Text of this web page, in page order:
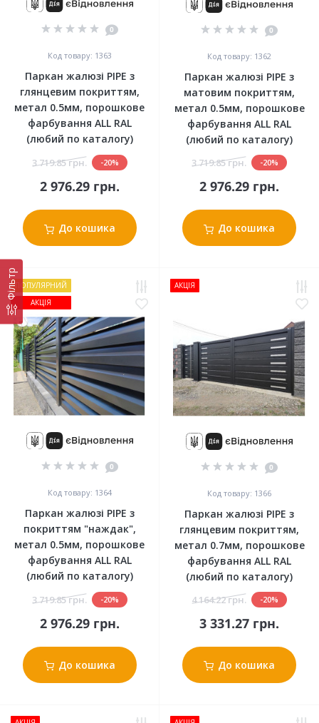
Фільтр
0
Код товару: 1363
Паркан жалюзі PIPE з
глянцевим покриттям,
метал 0.5мм, порошкове
фарбування ALL RAL
(любий по каталогу)
3 719.85 грн. -20%
2 976.29 грн.
До кошика
0
Код товару: 1362
Паркан жалюзі PIPE з
матовим покриттям,
метал 0.5мм, порошкове
фарбування ALL RAL
(любий по каталогу)
3 719.85 грн. -20%
2 976.29 грн.
До кошика
ПОПУЛЯРНИЙ
АКЦІЯ
0
Код товару: 1364
Паркан жалюзі PIPE з
покриттям "наждак",
метал 0.5мм, порошкове
фарбування ALL RAL
(любий по каталогу)
3 719.85 грн. -20%
2 976.29 грн.
До кошика
АКЦІЯ
0
Код товару: 1366
Паркан жалюзі PIPE з
глянцевим покриттям,
метал 0.7мм, порошкове
фарбування ALL RAL
(любий по каталогу)
4 164.22 грн. -20%
3 331.27 грн.
До кошика